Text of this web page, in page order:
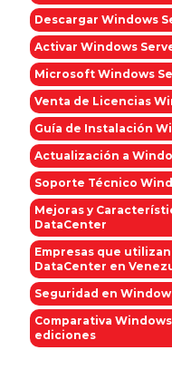
Descargar Windows
Activar Windows
Microsoft Windows
Venta de Licencias
Guía de Instalación
Actualización a
Soporte Técnico
Mejoras y
DataCenter
Empresas que
DataCenter en
Seguridad en
Comparativa
ediciones